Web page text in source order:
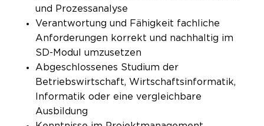
und Prozessanalyse
Verantwortung und Fähigkeit fachliche
Anforderungen korrekt und nachhaltig im
SD-Modul umzusetzen
Abgeschlossenes Studium der
Betriebswirtschaft, Wirtschaftsinformatik,
Informatik oder eine vergleichbare
Ausbildung